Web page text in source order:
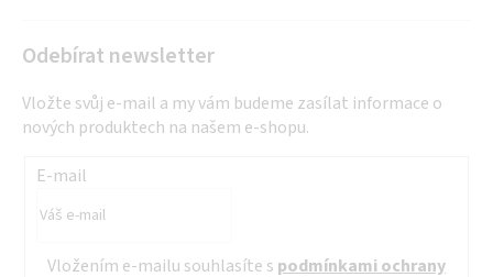
Odebírat newsletter
Vložte svůj e-mail a my vám budeme zasílat informace o
nových produktech na našem e-shopu.
E-mail
Vložením e-mailu souhlasíte s podmínkami ochrany